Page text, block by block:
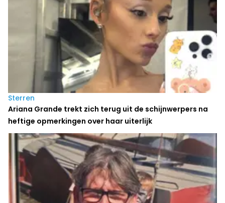
Sterren
Ariana Grande trekt zich terug uit de schijnwerpers na
heftige opmerkingen over haar uiterlijk